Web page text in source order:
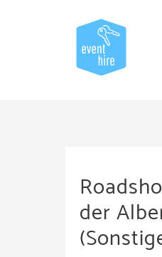
der